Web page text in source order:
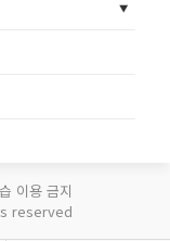
이용 금지
reserved